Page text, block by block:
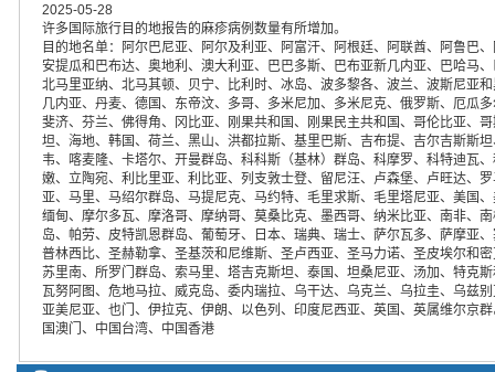
2025-05-28
许多国际旅行目的地报告的麻疹病例数量有所增加。
目的地名单：阿尔巴尼亚、阿尔及利亚、阿富汗、阿根廷、阿联酋、阿鲁巴
安提瓜和巴布达、奥地利、澳大利亚、巴巴多斯、巴布亚新几内亚、巴哈马
北马里亚纳、北马其顿、贝宁、比利时、冰岛、波多黎各、波兰、波斯尼亚
几内亚、丹麦、德国、东帝汶、多哥、多米尼加、多米尼克、俄罗斯、厄瓜
斐济、芬兰、佛得角、冈比亚、刚果共和国、刚果民主共和国、哥伦比亚、
坦、海地、韩国、荷兰、黑山、洪都拉斯、基里巴斯、吉布提、吉尔吉斯斯
韦、喀麦隆、卡塔尔、开曼群岛、科科斯（基林）群岛、科摩罗、科特迪瓦
嫩、立陶宛、利比里亚、利比亚、列支敦士登、留尼汪、卢森堡、卢旺达、
亚、马里、马绍尔群岛、马提尼克、马约特、毛里求斯、毛里塔尼亚、美国
缅甸、摩尔多瓦、摩洛哥、摩纳哥、莫桑比克、墨西哥、纳米比亚、南非、
岛、帕劳、皮特凯恩群岛、葡萄牙、日本、瑞典、瑞士、萨尔瓦多、萨摩亚
普林西比、圣赫勒拿、圣基茨和尼维斯、圣卢西亚、圣马力诺、圣皮埃尔和
苏里南、所罗门群岛、索马里、塔吉克斯坦、泰国、坦桑尼亚、汤加、特克
瓦努阿图、危地马拉、威克岛、委内瑞拉、乌干达、乌克兰、乌拉圭、乌兹
亚美尼亚、也门、伊拉克、伊朗、以色列、印度尼西亚、英国、英属维尔京
国澳门、中国台湾、中国香港